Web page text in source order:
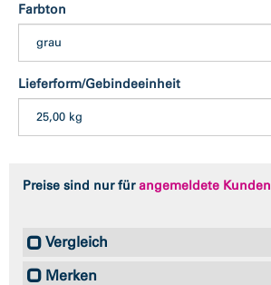
Farbton
Lieferform/Gebindeeinheit
Preise sind nur fürangemeldete Kunden
Vergleich
Merken